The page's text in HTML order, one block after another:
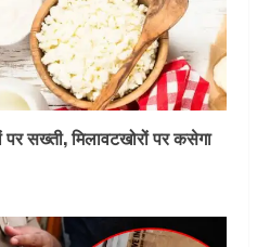
सख्ती, मिलावटखोरों पर कसेगा